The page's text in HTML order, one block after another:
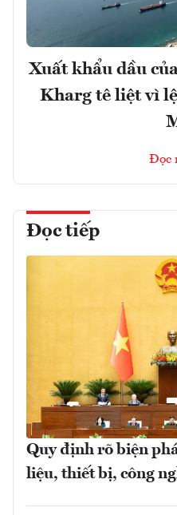
Xuất khẩu dầu
Kharg tê liệt vì
Đọc
Đọc tiếp
Quy định rõ biện
liệu, thiết bị, công